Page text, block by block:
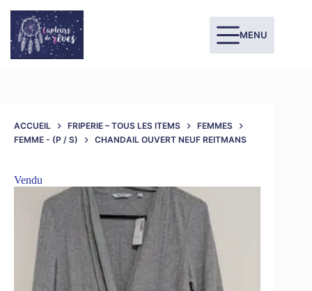
MENU
ACCUEIL FRIPERIE – TOUS LES ITEMS
FEMMES
FEMME - (P / S)
CHANDAIL OUVERT NEUF REITMANS
Vendu